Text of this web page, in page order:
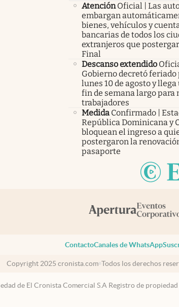
Atención Oficial | Las
embargan
bienes, vehículos y
bancarias de todos los
extranjeros que
Final
Descanso extendido
Gobierno decretó feriado
lunes 10 de agosto y
fin de semana largo para
trabajadores
Medida Confirmado |
República Dominicana y
bloquean el ingreso a
postergaron la
pasaporte
ContactoCanales de WhatsApp
Copyright 2025 cronista.com Todos los derechos
de El Cronista Comercial S.A Registro de